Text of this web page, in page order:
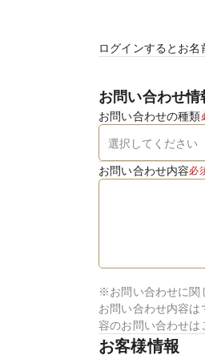
ログインするとお
お問い合わせ情
お問い合わせの種類
お問い合わせ内容必
※お問い合わせに関
お問い合わせ内容
容のお問い合わせ
お客様情報